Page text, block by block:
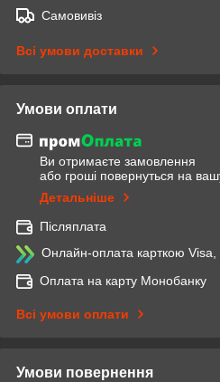
Самовивіз
Всі умови доставки
Умови оплати
Ви отримаєте замовлення
або гроші повернуться на
Детальніше
Післяплата
Онлайн-оплата карткою
Оплата на карту Монобанку
Всі умови оплати
Умови повернення